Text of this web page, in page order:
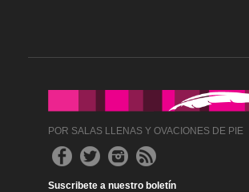
POR SALAS LLENAS Y OVACIONES DE PIE
Suscribete a nuestro boletín